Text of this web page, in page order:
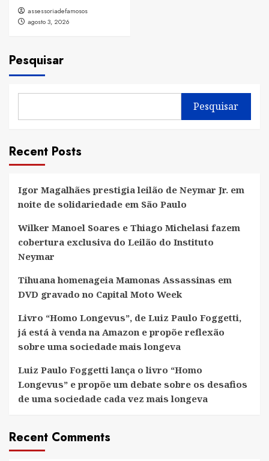
assessoriadefamosos
agosto 3, 2026
Pesquisar
Pesquisar
Recent Posts
Igor Magalhães prestigia leilão de Neymar Jr. em
noite de solidariedade em São Paulo
Wilker Manoel Soares e Thiago Michelasi fazem
cobertura exclusiva do Leilão do Instituto
Neymar
Tihuana homenageia Mamonas Assassinas em
DVD gravado no Capital Moto Week
Livro “Homo Longevus”, de Luiz Paulo Foggetti,
já está à venda na Amazon e propõe reflexão
sobre uma sociedade mais longeva
Luiz Paulo Foggetti lança o livro “Homo
Longevus” e propõe um debate sobre os desafios
de uma sociedade cada vez mais longeva
Recent Comments